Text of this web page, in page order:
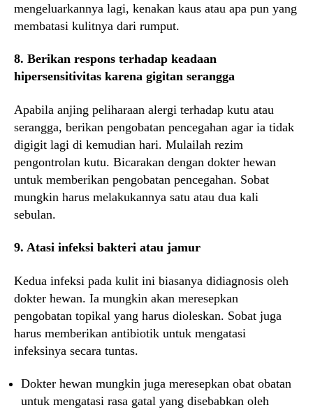
mengeluarkannya lagi, kenakan kaus atau apa pun yang
membatasi kulitnya dari rumput.
8. Berikan respons terhadap keadaan
hipersensitivitas karena gigitan serangga
Apabila anjing peliharaan alergi terhadap kutu atau
serangga, berikan pengobatan pencegahan agar ia tidak
digigit lagi di kemudian hari. Mulailah rezim
pengontrolan kutu. Bicarakan dengan dokter hewan
untuk memberikan pengobatan pencegahan. Sobat
mungkin harus melakukannya satu atau dua kali
sebulan.
9. Atasi infeksi bakteri atau jamur
Kedua infeksi pada kulit ini biasanya didiagnosis oleh
dokter hewan. Ia mungkin akan meresepkan
pengobatan topikal yang harus dioleskan. Sobat juga
harus memberikan antibiotik untuk mengatasi
infeksinya secara tuntas.
Dokter hewan mungkin juga meresepkan obat obatan
untuk mengatasi rasa gatal yang disebabkan oleh